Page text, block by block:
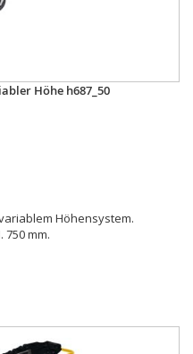
Höhe h687_50
Höhensystem.
750 mm.